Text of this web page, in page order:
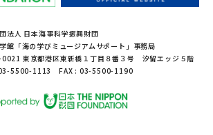
法人 日本海事科学振興財団
館「海の学びミュージアムサポート」事務局
東京都港区東新橋１丁目８番３号 汐留エッジ５階
5500-1113 FAX : 03-5500-1190